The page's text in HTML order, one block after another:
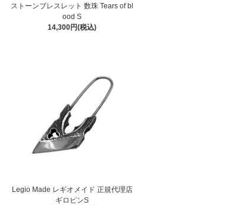
ストーンブレスレット 数珠 Tears of bl
ood S
14,300円(税込)
Legio Made レギオメイド 正規代理店
ギロピンS